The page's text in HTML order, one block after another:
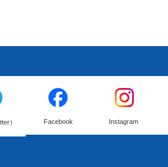
） Facebook Instagram